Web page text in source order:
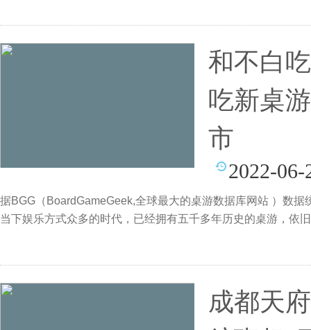
和不白
吃新桌
市
2022-06-
据BGG（BoardGameGeek,全球最大的桌游数据库网站 ）数
当下娱乐方式众多的时代，已经拥有五千多年历史的桌游，依
成都天